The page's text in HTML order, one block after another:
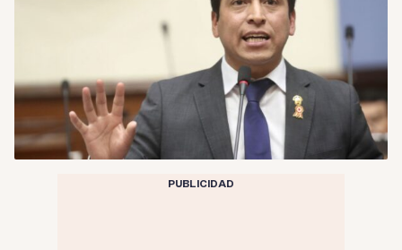
PUBLICIDAD